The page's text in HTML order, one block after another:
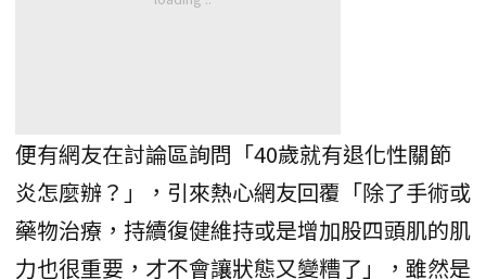
便有網友在討論區詢問「40歲就有退化性關節
炎怎麼辦？」，引來熱心網友回覆「除了手術或
藥物治療，持續復健維持或是增加股四頭肌的肌
力也很重要，才不會讓狀態又變糟了」，雖然是